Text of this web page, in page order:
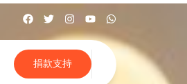
捐款支持